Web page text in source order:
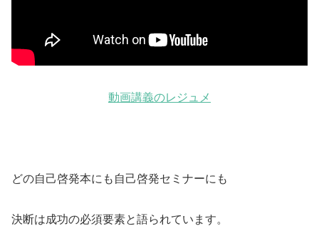
動画講義のレジュメ
どの自己啓発本にも自己啓発セミナーにも
決断は成功の必須要素と語られています。